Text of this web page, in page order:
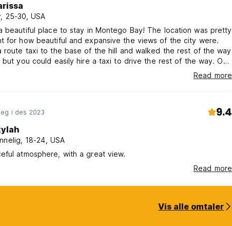
25-30, USA
beautiful place to stay in Montego Bay! The location was pretty
for how beautiful and expansive the views of the city were.
route taxi to the base of the hill and walked the rest of the way
but you could easily hire a taxi to drive the rest of the way. Our
so friendly and helpful, especially considering it was Easter
you for sharing your holiday with us). Only regret is we
Read more
i des 2023 9.4
18-24, USA
atmosphere, with a great view.
Read more
Vis alle omtaler